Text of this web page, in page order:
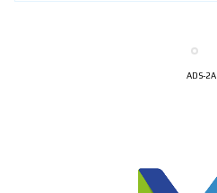
ADS-2A